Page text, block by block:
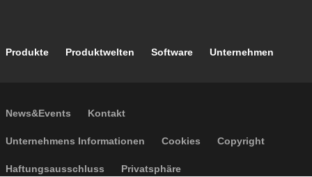
Footer main navigation
Produkte Produktwelten Software Unternehmen
Footer secondary navigation
News&Events Kontakt
Footer menu
Unternehmens Informationen Cookies Copyright
Haftungsausschluss Privatsphäre